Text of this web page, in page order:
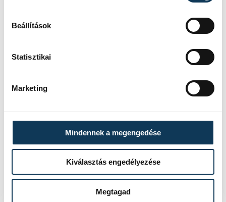
Beállítások
Statisztikai
Marketing
Mindennek a megengedése
Kiválasztás engedélyezése
Megtagad